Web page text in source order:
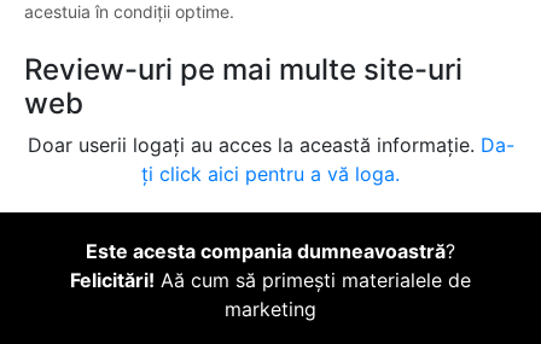
acestuia în condiții optime.
Review-uri pe mai multe site-uri
web
Doar userii logați au acces la această informație. Da-
ți click aici pentru a vă loga.
Este acesta compania dumneavoastră?
Felicitări! Aă cum să primești materialele de
marketing